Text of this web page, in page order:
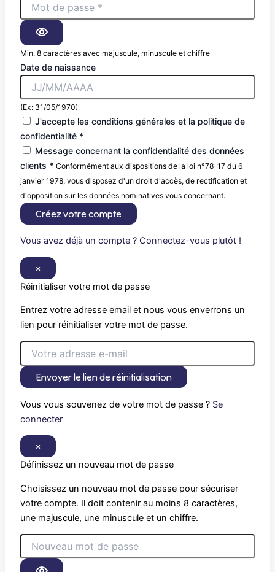
Min. 8 caractères avec majuscule, minuscule et chiffre
Date de naissance
(Ex: 31/05/1970)
J'accepte les conditions générales et la politique de
confidentialité *
Message concernant la confidentialité des données
clients * Conformément aux dispositions de la loi n°78-17 du 6
janvier 1978, vous disposez d'un droit d'accès, de rectification et
d'opposition sur les données nominatives vous concernant.
Créez votre compte
Vous avez déjà un compte ? Connectez-vous plutôt !
×
Réinitialiser votre mot de passe
Entrez votre adresse email et nous vous enverrons un
lien pour réinitialiser votre mot de passe.
Envoyer le lien de réinitialisation
Vous vous souvenez de votre mot de passe ? Se
connecter
×
Définissez un nouveau mot de passe
Choisissez un nouveau mot de passe pour sécuriser
votre compte. Il doit contenir au moins 8 caractères,
une majuscule, une minuscule et un chiffre.